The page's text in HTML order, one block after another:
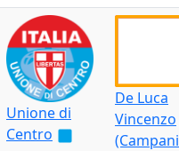
Unione di
Centro
De Luca
Vincenzo